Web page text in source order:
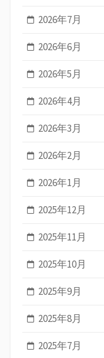
2026年7月
2026年6月
2026年5月
2026年4月
2026年3月
2026年2月
2026年1月
2025年12月
2025年11月
2025年10月
2025年9月
2025年8月
2025年7月